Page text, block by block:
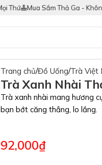
Mua Sắm Thả Ga - Không Lo
Trang chủ Đồ Uống Trà Việt
Trà Xanh Nhài
Trà xanh nhài mang hương
bạn bớt căng thẳng, lo lắng.
92,000₫